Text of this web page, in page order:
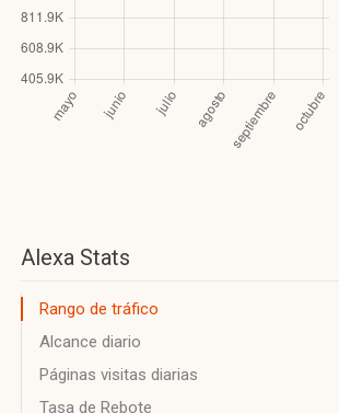
Alexa Stats
Rango de tráfico
Alcance diario
Páginas visitas diarias
Tasa de Rebote